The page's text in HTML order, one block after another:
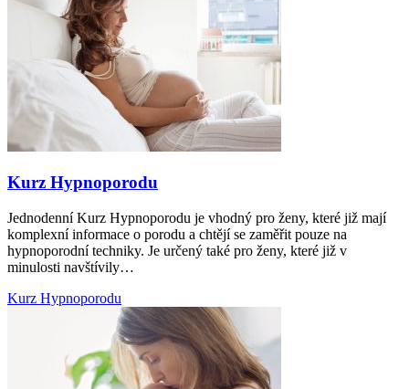
Kurz Hypnoporodu
Jednodenní Kurz Hypnoporodu je vhodný pro ženy, které již mají
komplexní informace o porodu a chtějí se zaměřit pouze na
hypnoporodní techniky. Je určený také pro ženy, které již v
minulosti navštívily…
Kurz Hypnoporodu